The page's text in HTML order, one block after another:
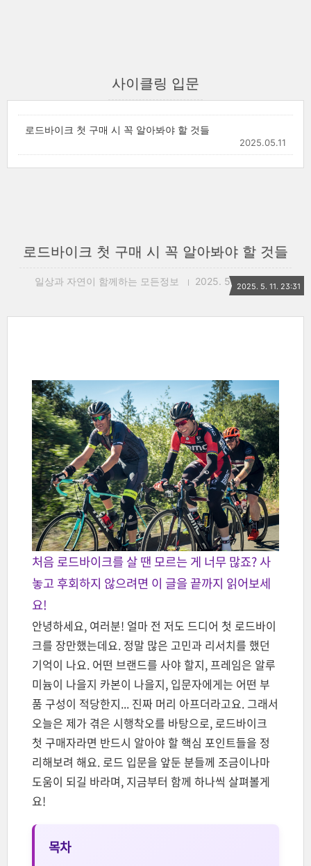
사이클링 입문
로드바이크 첫 구매 시 꼭 알아봐야 할 것들
2025.05.11
로드바이크 첫 구매 시 꼭 알아봐야 할 것들
일상과 자연이 함께하는 모든정보 2025. 5. 11. 23:31
2025. 5. 11. 23:31
처음 로드바이크를 살 땐 모르는 게 너무 많죠? 사
놓고 후회하지 않으려면 이 글을 끝까지 읽어보세
요!
안녕하세요, 여러분! 얼마 전 저도 드디어 첫 로드바이
크를 장만했는데요. 정말 많은 고민과 리서치를 했던
기억이 나요. 어떤 브랜드를 사야 할지, 프레임은 알루
미늄이 나을지 카본이 나을지, 입문자에게는 어떤 부
품 구성이 적당한지... 진짜 머리 아프더라고요. 그래서
오늘은 제가 겪은 시행착오를 바탕으로, 로드바이크
첫 구매자라면 반드시 알아야 할 핵심 포인트들을 정
리해보려 해요. 로드 입문을 앞둔 분들께 조금이나마
도움이 되길 바라며, 지금부터 함께 하나씩 살펴볼게
요!
목차